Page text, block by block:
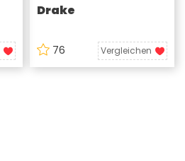
Drake
76 Vergleichen